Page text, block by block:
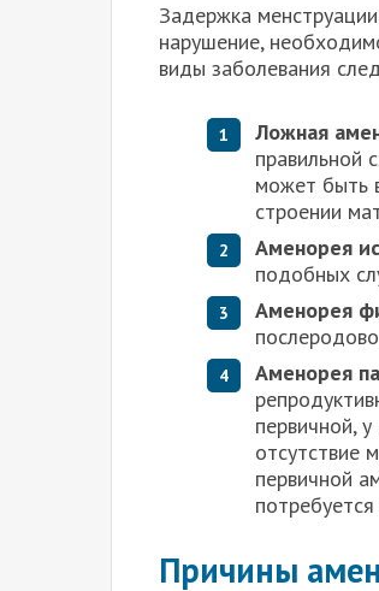
Задержка
нарушение,
виды заболевания
Ложная
правильной
может быть
строении
Аменорея
подобных
Аменорея
Аменорея
первичной,
отсутствие
первичной
Причины